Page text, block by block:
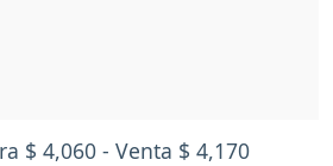
$ 4,060 - Venta $ 4,170